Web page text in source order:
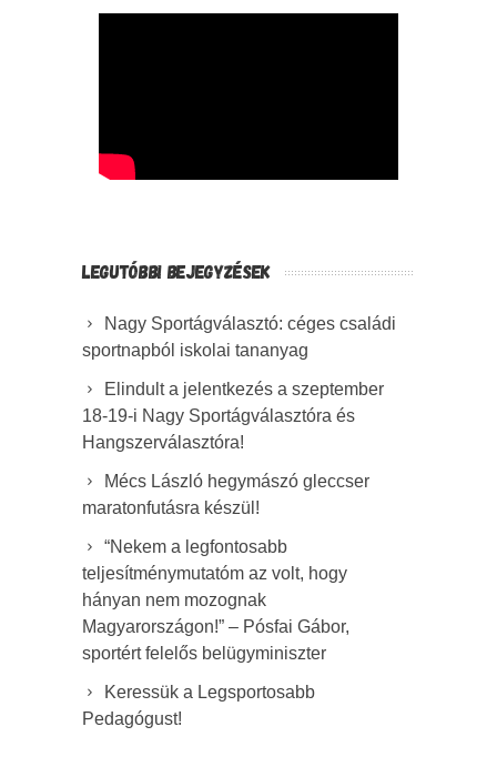
LEGUTÓBBI BEJEGYZÉSEK
Nagy Sportágválasztó: céges családi
sportnapból iskolai tananyag
Elindult a jelentkezés a szeptember
18-19-i Nagy Sportágválasztóra és
Hangszerválasztóra!
Mécs László hegymászó gleccser
maratonfutásra készül!
“Nekem a legfontosabb
teljesítménymutatóm az volt, hogy
hányan nem mozognak
Magyarországon!” – Pósfai Gábor,
sportért felelős belügyminiszter
Keressük a Legsportosabb
Pedagógust!